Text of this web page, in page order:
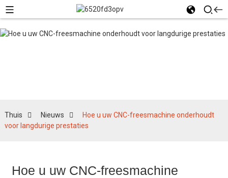
Thuis Nieuws
Hoe u uw CNC-freesmachine onderhoudt
voor langdurige prestaties
Hoe u uw CNC-freesmachine